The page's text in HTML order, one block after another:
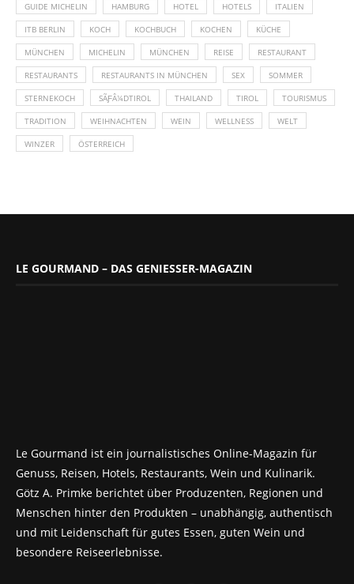
GUIDE MICHELIN HAMBURG HOTEL HOTELS ITALIEN
ITB BERLIN KOCH KOCHBUCH KOCHEN KÜCHE
MÜNCHEN MICHELIN MÜNCHEN REISE RESTAURANT
RESTAURANTS RESTAURANTS IN MÜNCHEN SEX SOMMER
STERNEKOCH SÃƑÂ¼DTIROL THAILAND TIROL TOURISMUS
TRADITION WEIHNACHTEN WEIN WELLNESS WELT
WINZER ÖSTERREICH
LE GOURMAND – DAS GENIESSER-MAGAZIN
Le Gourmand ist ein journalistisches Online-Magazin für
Genuss, Reisen, Hotels, Restaurants, Wein und Kulinarik.
Götz A. Primke berichtet über Produzenten, Regionen und
Menschen hinter den Produkten – unabhängig, authentisch
und mit Leidenschaft für gutes Essen, guten Wein und
besondere Reiseerlebnisse.